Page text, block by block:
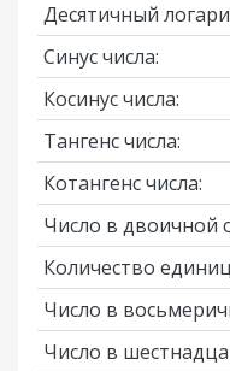
Десятичный
Синус числа:
Косинус числа:
Тангенс числа:
Котангенс числа:
Число в двоичной
Количество
Число в
Число в